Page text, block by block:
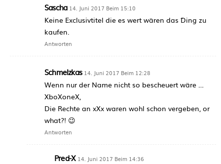
Sascha 14. Juni 2017 Beim 15:10
Keine Exclusivtitel die es wert wären das ¨Ding zu
kaufen.
Antworten
Schmelzkas 14. Juni 2017 Beim 12:28
Wenn nur der Name nicht so bescheuert wäre …
XboXoneX,
Die Rechte an xXx waren wohl schon vergeben, or
what?! 😉
Antworten
Pred-X 14. Juni 2017 Beim 14:36